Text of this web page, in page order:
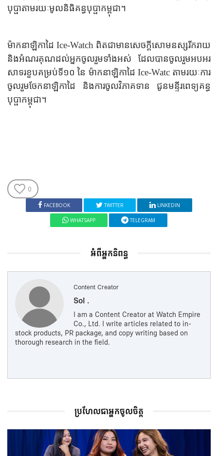
បុប្ផាតាមរយៈមូលនិធិគន្ធបុប្ផាកម្ពុជា។
ម៉ាកនាឡិកាដៃ Ice-Watch ពិតជាមានសេចក្តីសោមនស្សរីករាយ
និងអំណរគុណដល់អ្នកចូលរួមទាំងអស់ ដែលបានចូលរួមអបអរ
សាទរខួបគម្រប់ទី១០ នៃ ម៉ាកនាឡិកាដៃ Ice-Watc តាមរយៈការ
ចូលរួមចែកនាឡិកាដៃ និងការចូលវិភាគទាន ជូនមន្ទីរពេទ្យគន្ធ
បុប្ផាកម្ពុជា។
0
FACEBOOK TWITTER LINKEDIN
WHATSAPP TELEGRAM
អំពីអ្នកនិពន្ធ
Content Creator
Sol .
I am a Content Creator at Watch Empire
Co., Ltd. I write articles related to in-
stock products, PR package, and copy writing based on
thorough research in the field.
ប្រហែលជាអ្នកចូលចិត្ត